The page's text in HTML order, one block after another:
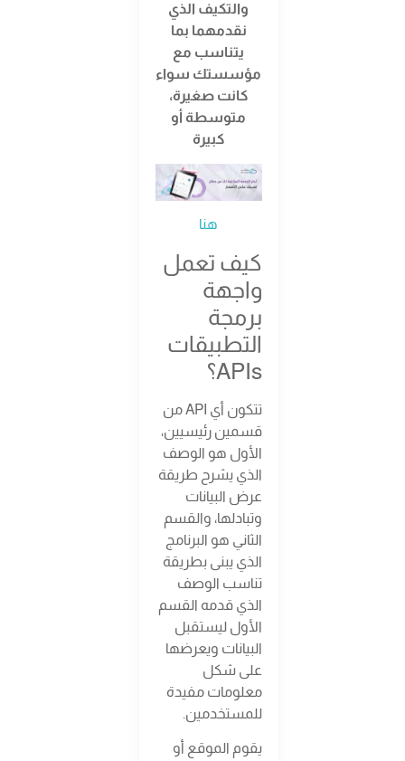
والتكيف الذي
نقدمهما بما
يتناسب مع
مؤسستك سواء
كانت صغيرة،
متوسطة أو
كبيرة
هنا
كيف تعمل
واجهة
برمجة
التطبيقات
APIs؟
تتكون أي API من
قسمين رئيسيين،
الأول هو الوصف
الذي يشرح طريقة
عرض البيانات
وتبادلها، والقسم
الثاني هو البرنامج
الذي يبنى بطريقة
تناسب الوصف
الذي قدمه القسم
الأول ليستقبل
البيانات ويعرضها
على شكل
معلومات مفيدة
للمستخدمين.
يقوم الموقع أو